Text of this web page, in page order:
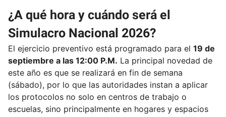
¿A qué hora y cuándo será el
Simulacro Nacional 2026?
El ejercicio preventivo está programado para el 19 de
septiembre a las 12:00 P.M. La principal novedad de
este año es que se realizará en fin de semana
(sábado), por lo que las autoridades instan a aplicar
los protocolos no solo en centros de trabajo o
escuelas, sino principalmente en hogares y espacios